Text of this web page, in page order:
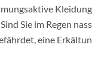
Sie im Regen
eine